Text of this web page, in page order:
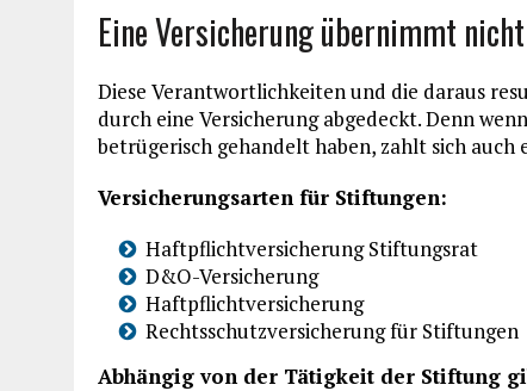
Eine Versicherung übernimmt
Diese Verantwortlichkeiten und die daraus
durch eine Versicherung abgedeckt. Denn
betrügerisch gehandelt haben, zahlt sich auch
Versicherungsarten für Stiftungen:
Haftpflichtversicherung Stiftungsrat
D&O-Versicherung
Haftpflichtversicherung
Rechtsschutzversicherung für Stiftungen
Abhängig von der Tätigkeit der Stiftung